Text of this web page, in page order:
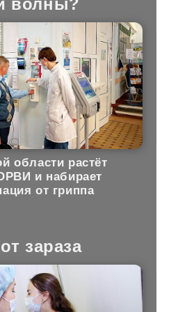
волны?
области растёт
и набирает
от гриппа
зараза